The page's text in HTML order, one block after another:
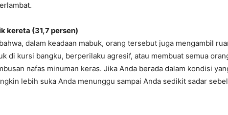
kereta (31,7 persen)
dalam keadaan mabuk, orang tersebut juga mengambil
di kursi bangku, berperilaku agresif, atau membuat semua
nafas minuman keras. Jika Anda berada dalam kondisi
lebih suka Anda menunggu sampai Anda sedikit sadar